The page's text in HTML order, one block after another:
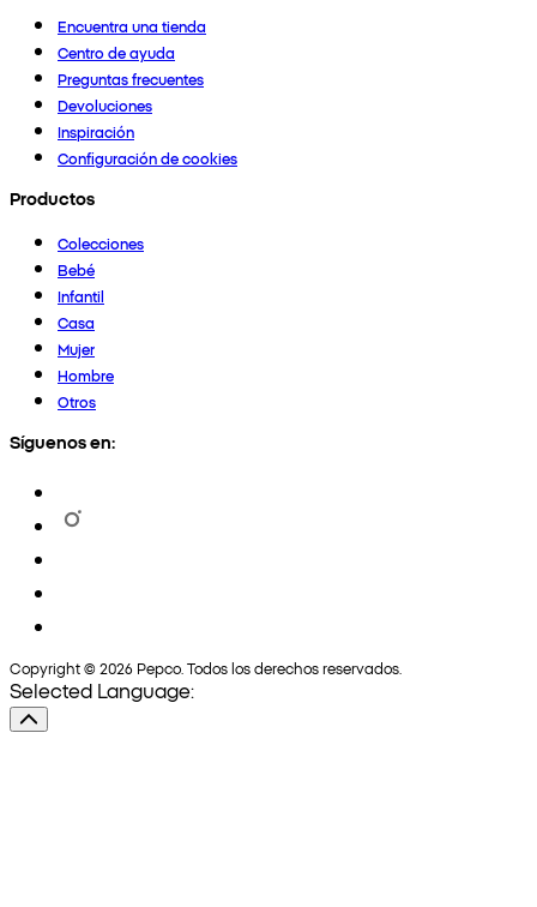
Encuentra una tienda
Centro de ayuda
Preguntas frecuentes
Devoluciones
Inspiración
Configuración de cookies
Productos
Colecciones
Bebé
Infantil
Casa
Mujer
Hombre
Otros
Síguenos en:
Copyright © 2026 Pepco. Todos los derechos reservados.
Selected Language: